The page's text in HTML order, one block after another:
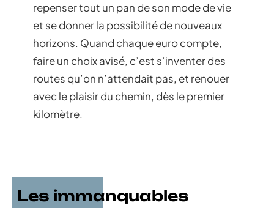
repenser tout un pan de son mode de vie
et se donner la possibilité de nouveaux
horizons. Quand chaque euro compte,
faire un choix avisé, c’est s’inventer des
routes qu’on n’attendait pas, et renouer
avec le plaisir du chemin, dès le premier
kilomètre.
Les immanquables